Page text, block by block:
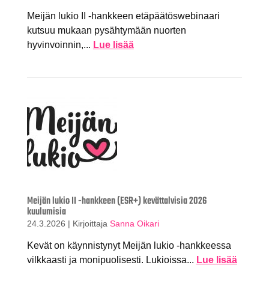
Meijän lukio II -hankkeen etäpäätöswebinaari
kutsuu mukaan pysähtymään nuorten
hyvinvoinnin,... Lue lisää
Meijän lukio II -hankkeen (ESR+) kevättalvisia 2026
kuulumisia
24.3.2026 | Kirjoittaja Sanna Oikari
Kevät on käynnistynyt Meijän lukio -hankkeessa
vilkkaasti ja monipuolisesti. Lukioissa... Lue lisää